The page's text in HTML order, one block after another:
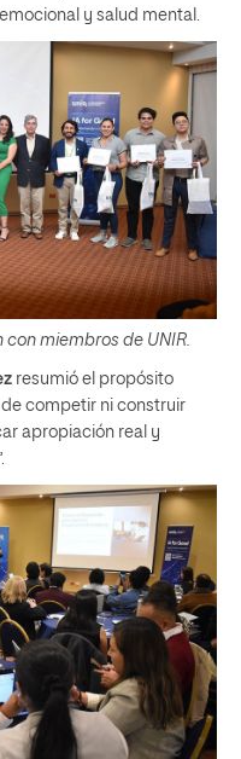
y salud mental.
miembros de UNIR.
resumió el propósito
competir ni construir
apropiación real y